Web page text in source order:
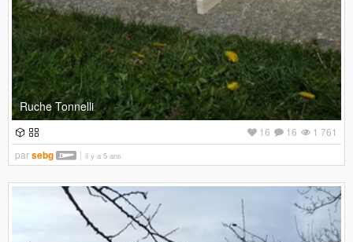
Ruche Tonnelli
1 761
16
16
parsebg il y a 5 ans